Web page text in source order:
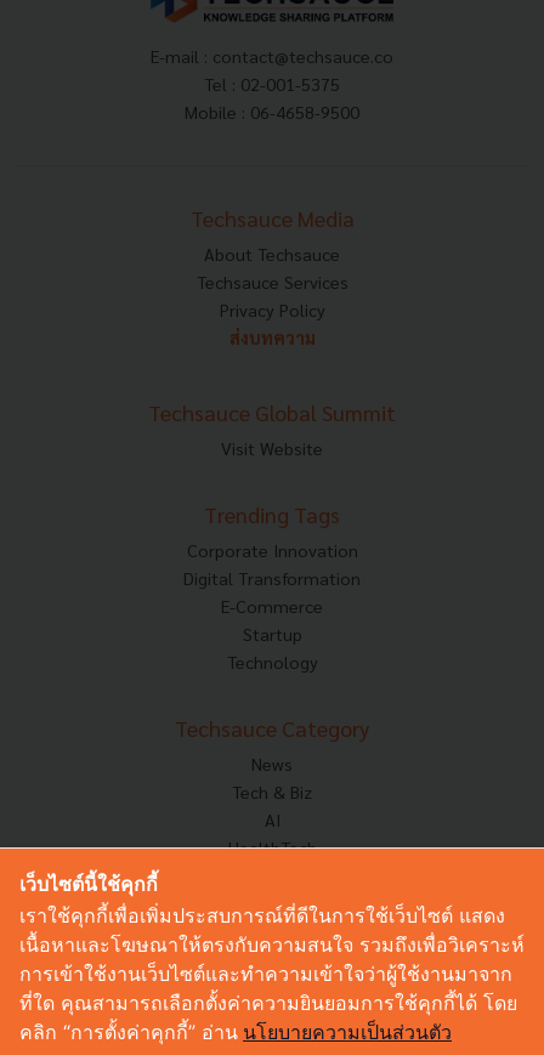
E-mail : contact@techsauce.co
Tel : 02-001-5375
Mobile : 06-4658-9500
Techsauce Media
About Techsauce
Techsauce Services
Privacy Policy
ส่งบทความ
Techsauce Global Summit
Visit Website
Trending Tags
Corporate Innovation
Digital Transformation
E-Commerce
Startup
Technology
Techsauce Category
News
Tech & Biz
AI
HealthTech
Corp Innov
Saucy Thoughts
Based On
Sustainable
Videos
Podcast
เว็บไซต์นี้ใช้คุกกี้
เราใช้คุกกี้เพื่อเพิ่มประสบการณ์ที่ดีในการใช้เว็บไซต์ แสดง
เนื้อหาและโฆษณาให้ตรงกับความสนใจ รวมถึงเพื่อวิเคราะห์
การเข้าใช้งานเว็บไซต์และทำความเข้าใจว่าผู้ใช้งานมาจาก
ที่ใด คุณสามารถเลือกตั้งค่าความยินยอมการใช้คุกกี้ได้ โดย
คลิก “การตั้งค่าคุกกี้” อ่าน นโยบายความเป็นส่วนตัว